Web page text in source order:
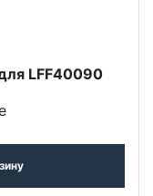
LFF40090